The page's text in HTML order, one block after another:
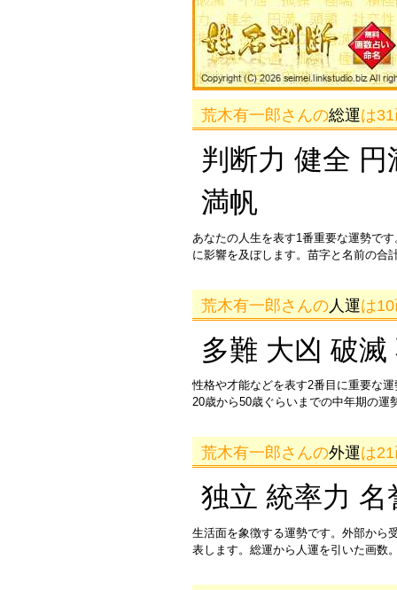
荒木有一郎さんの総運は
判断力 健全
満帆
あなたの人生を表す1番重要な運勢で
に影響を及ぼします。苗字と名前の合
荒木有一郎さんの 人運は
多難 大凶 破
性格や才能などを表す2番目に重要な
20歳から50歳ぐらいまでの中年期の運
荒木有一郎さんの外運は
独立 統率力
生活面を象徴する運勢です。外部から
表します。総運から人運を引いた画数